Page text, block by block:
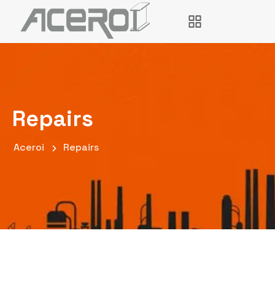
Repairs
Aceroi Repairs